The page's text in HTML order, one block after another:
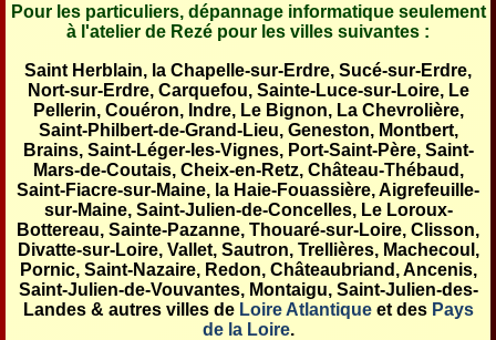
Pour les particuliers, dépannage informatique seulement
à l'atelier de Rezé pour les villes suivantes :
Saint Herblain, la Chapelle-sur-Erdre, Sucé-sur-Erdre,
Nort-sur-Erdre, Carquefou, Sainte-Luce-sur-Loire, Le
Pellerin, Couéron, Indre, Le Bignon, La Chevrolière,
Saint-Philbert-de-Grand-Lieu, Geneston, Montbert,
Brains, Saint-Léger-les-Vignes, Port-Saint-Père, Saint-
Mars-de-Coutais, Cheix-en-Retz, Château-Thébaud,
Saint-Fiacre-sur-Maine, la Haie-Fouassière, Aigrefeuille-
sur-Maine, Saint-Julien-de-Concelles, Le Loroux-
Bottereau, Sainte-Pazanne, Thouaré-sur-Loire, Clisson,
Divatte-sur-Loire, Vallet, Sautron, Trellières, Machecoul,
Pornic, Saint-Nazaire, Redon, Châteaubriand, Ancenis,
Saint-Julien-de-Vouvantes, Montaigu, Saint-Julien-des-
Landes & autres villes de Loire Atlantiqueet des Pays
de la Loire.